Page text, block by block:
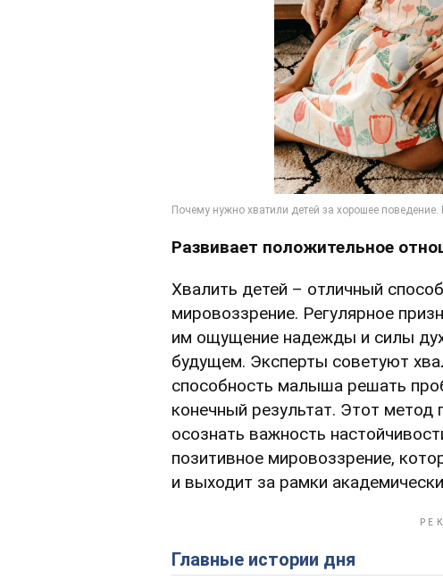
Развивает положительное
Хвалить детей – отличный
мировоззрение. Регулярное
им ощущение надежды и силы
будущем. Эксперты советуют
способность малыша решать
конечный результат. Этот
осознать важность
позитивное мировоззрение,
и выходит за рамки
Главные истории дня